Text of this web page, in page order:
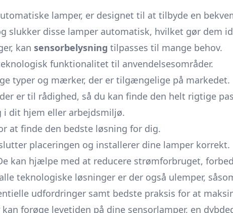
lamper, er designet til at tilbyde en
slukker disse lamper automatisk, hvilket gør dem
kan sensorbelysning tilpasses til mange behov.
funktionalitet til anvendelsesområder.
typer og mærker, der er tilgængelige på markedet.
er til rådighed, så du kan finde den helt rigtige
dit hjem eller arbejdsmiljø.
at finde den bedste løsning for dig.
placeringen og installerer dine lamper korrekt.
kan hjælpe med at reducere strømforbruget,
teknologiske løsninger er der også ulemper,
udfordringer samt bedste praksis for at
forøge levetiden på dine sensorlamper, en